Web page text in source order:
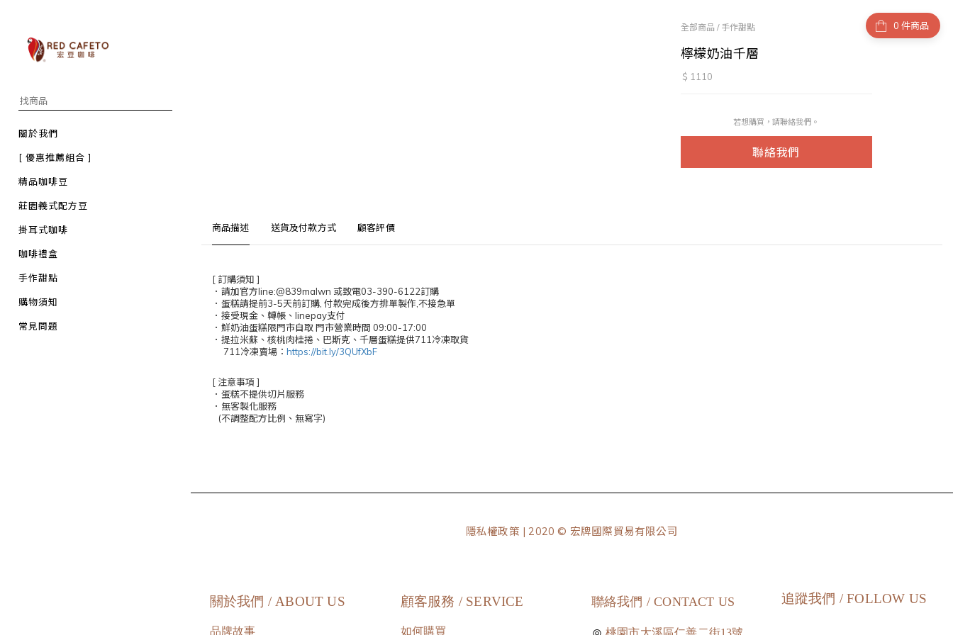
關於我們
[ 優惠推薦組合 ]
精品咖啡豆
莊園義式配方豆
掛耳式咖啡
咖啡禮盒
手作甜點
購物須知
常見問題
件商品
全部商品 / 手作甜點
檸檬奶油千層
＄1110
若想購買，請聯絡我們。
聯絡我們
商品描述 送貨及付款方式 顧客評價
[ 訂購須知 ]
．請加官方line:@839malwn 或致電03-390-6122訂購
．蛋糕請提前3-5天前訂購, 付款完成後方排單製作,不接急單
．接受現金、轉帳、linepay支付
．鮮奶油蛋糕限門市自取 門市營業時間 09:00-17:00
．提拉米蘇、核桃肉桂捲、巴斯克、千層蛋糕提供711冷凍取貨
711冷凍賣場： https://bit.ly/3QUfXbF
[ 注意事項 ]
．蛋糕不提供切片服務
．無客製化服務
(不調整配方比例、無寫字)
隱私權政策 | 2020 © 宏牌國際貿易有限公司
關於我們 / ABOUT US
品牌故事
顧客服務 / SERVICE
如何購買
聯絡我們 / CONTACT US
桃園市大溪區仁善二街13號
追蹤我們 / FOLLOW US